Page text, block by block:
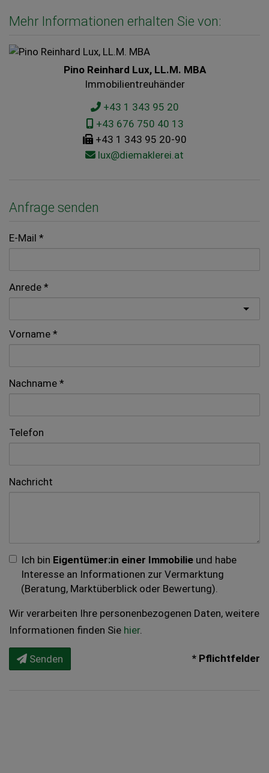
Mehr Informationen erhalten Sie von:
Pino Reinhard Lux, LL.M. MBA
Immobilientreuhänder
+43 1 343 95 20
+43 676 750 40 13
+43 1 343 95 20-90
lux@diemaklerei.at
Anfrage senden
E-Mail
Anrede
Vorname
Nachname
Telefon
Nachricht
Ich bin Eigentümer:in einer Immobilie und habe
Interesse an Informationen zur Vermarktung
(Beratung, Marktüberblick oder Bewertung).
Wir verarbeiten Ihre personenbezogenen Daten, weitere
Informationen finden Sie hier.
Senden * Pflichtfelder